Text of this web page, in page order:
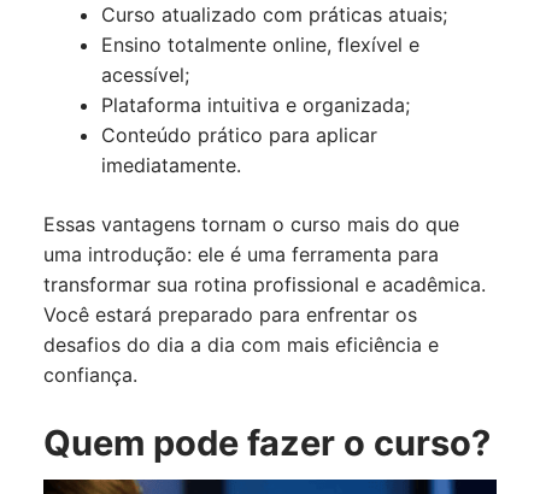
Curso atualizado com práticas atuais;
Ensino totalmente online, flexível e
acessível;
Plataforma intuitiva e organizada;
Conteúdo prático para aplicar
imediatamente.
Essas vantagens tornam o curso mais do que
uma introdução: ele é uma ferramenta para
transformar sua rotina profissional e acadêmica.
Você estará preparado para enfrentar os
desafios do dia a dia com mais eficiência e
confiança.
Quem pode fazer o curso?